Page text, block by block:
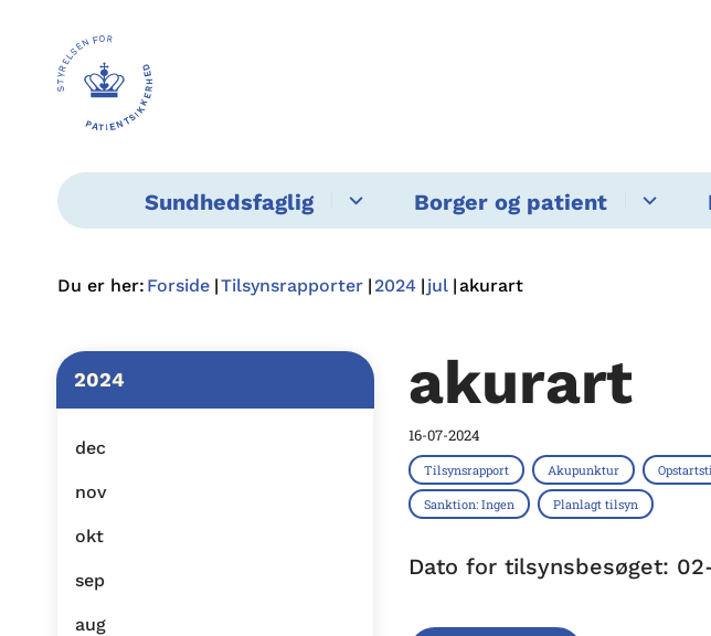
Sundhedsfaglig Borger og patient
Du er her: Forside Tilsynsrapporter 2024 jul akurart
2024
dec
nov
okt
sep
aug
akurart
16-07-2024
Tilsynsrapport Akupunktur
Sanktion: Ingen Planlagt tilsyn
Dato for tilsynsbesøget: